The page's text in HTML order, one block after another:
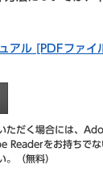
アル [PDFファ
ただく場合には、
Readerをお持ちでな
。（無料）